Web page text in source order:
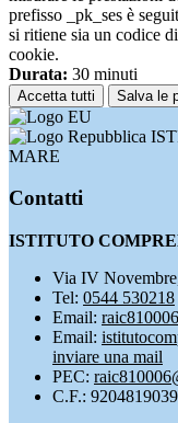
prefisso _pk_ses è
si ritiene sia un codice
cookie.
Durata: 30 minuti
Accetta tutti Salva le
MARE
Contatti
ISTITUTO
Via IV
Tel: 0544 530218
Email:
Email:
inviare una mail
PEC:
C.F.: